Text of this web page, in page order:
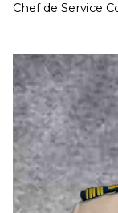
Chef de Service